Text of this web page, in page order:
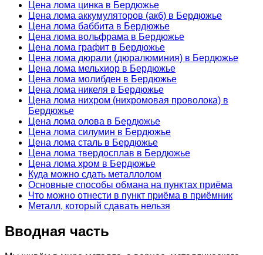
Цена лома цинка в Бердюжье
Цена лома аккумуляторов (акб) в Бердюжье
Цена лома баббита в Бердюжье
Цена лома вольфрама в Бердюжье
Цена лома графит в Бердюжье
Цена лома дюрали (дюралюминия) в Бердюжье
Цена лома мельхиор в Бердюжье
Цена лома молибден в Бердюжье
Цена лома никеля в Бердюжье
Цена лома нихром (нихромовая проволока) в
Бердюжье
Цена лома олова в Бердюжье
Цена лома силумин в Бердюжье
Цена лома сталь в Бердюжье
Цена лома твердосплав в Бердюжье
Цена лома хром в Бердюжье
Куда можно сдать металлолом
Основные способы обмана на пунктах приёма
Что можно отнести в пункт приёма в приёмник
Металл, который сдавать нельзя
Вводная часть